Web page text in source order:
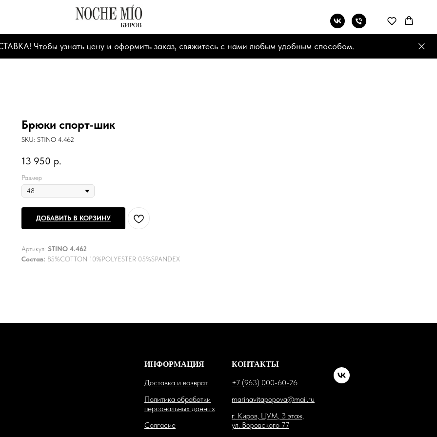
Чтобы узнать цену и оформить заказ, свяжитесь с нами любым удобным способом.
Брюки спорт-шик
SKU: STINO 4.462
13 950 р.
Размер
ДОБАВИТЬ В КОРЗИНУ
Артикул: STINO 4.462
Состав: 85%COTTON 10%POLYESTER 05%SPANDEX
ИНФОРМАЦИЯ
Доставка и возврат
Политика обработки
персональных данных
Солгасие
КОНТАКТЫ
+7 (963) 000-60-26
marinavitapopova@mail.ru
г. Киров, ЦУМ, 3 этаж,
ул. Воровского 77